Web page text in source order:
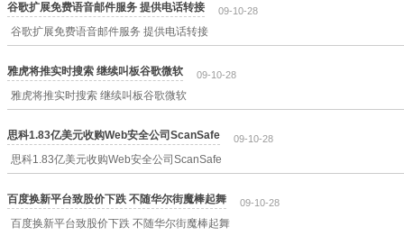
谷歌扩展免费语音邮件服务 提供电话转接 09-10-28
谷歌扩展免费语音邮件服务 提供电话转接
雅虎将推实时搜索 继续叫板谷歌微软 09-10-28
雅虎将推实时搜索 继续叫板谷歌微软
思科1.83亿美元收购Web安全公司ScanSafe 09-10-28
思科1.83亿美元收购Web安全公司ScanSafe
百度换新平台致股价下跌 不随华尔街魔棒起舞 09-10-28
百度换新平台致股价下跌 不随华尔街魔棒起舞